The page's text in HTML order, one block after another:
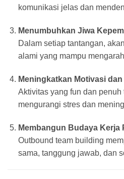
komunikasi jelas dan
Menumbuhkan Jiwa
Dalam setiap tantangan,
alami yang mampu
Meningkatkan Motivasi
Aktivitas yang fun dan penuh
mengurangi stres dan
Membangun Budaya Kerja
Outbound team building
sama, tanggung jawab, dan